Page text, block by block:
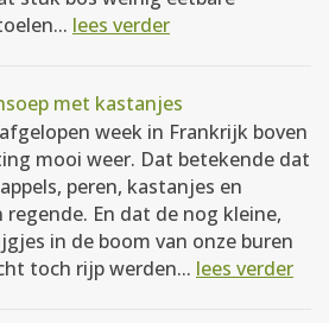
lees verder
met kastanjes
week in Frankrijk boven
mooi weer. Dat betekende dat
peren, kastanjes en
En dat de nog kleine,
in de boom van onze buren
toch rijp werden... lees verder